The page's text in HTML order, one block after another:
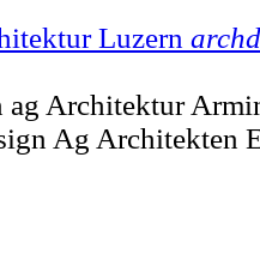
Luzern
ag Architektur
Ag Architekten